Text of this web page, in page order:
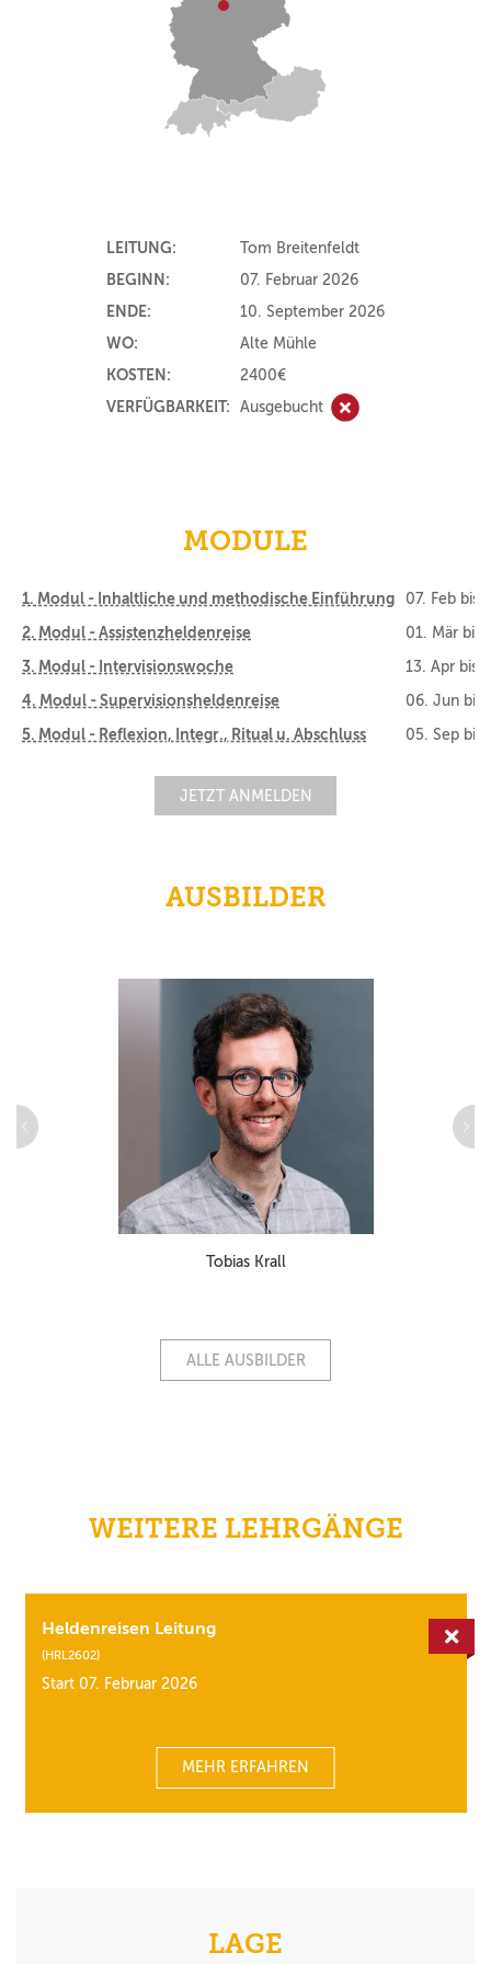
LEITUNG:
Tom Breitenfeldt
BEGINN:
07. Februar 2026
ENDE:
10. September 2026
WO:
Alte Mühle
KOSTEN:
2400€
VERFÜGBARKEIT: Ausgebucht
Ausgebucht
MODULE
1. Modul - Inhaltliche und methodische Einführung 07. Feb bis
2. Modul - Assistenzheldenreise
01. Mär bis
3. Modul - Intervisionswoche
13. Apr bis
4. Modul - Supervisionsheldenreise
06. Jun bis
5. Modul - Reflexion, Integr., Ritual u. Abschluss
05. Sep bis
JETZT ANMELDEN
AUSBILDER
Tobias Krall
ALLE AUSBILDER
WEITERE LEHRGÄNGE
Heldenreisen Leitung
(HRL2602)
Start 07. Februar 2026
MEHR ERFAHREN
LAGE